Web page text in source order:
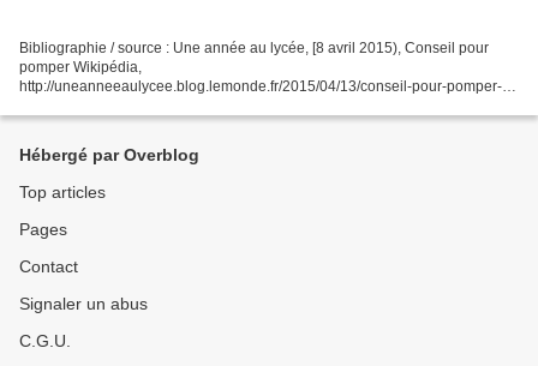
Bibliographie / source : Une année au lycée, [8 avril 2015), Conseil pour
pomper Wikipédia,
http://uneanneeaulycee.blog.lemonde.fr/2015/04/13/conseil-pour-pomper-
Hébergé par Overblog
Top articles
Pages
Contact
Signaler un abus
C.G.U.